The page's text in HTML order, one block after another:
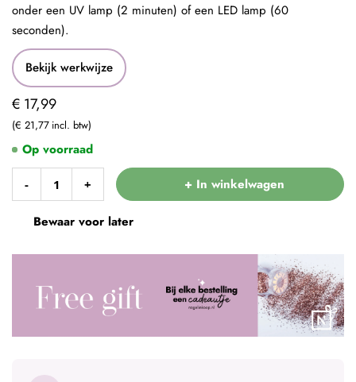
Bekijk werkwijze
€ 17,99
€ 21,77
- + + In winkelwagen
Bewaar voor later
Op voorraad
onder een UV lamp (2 minuten) of een LED lamp (60
seconden).